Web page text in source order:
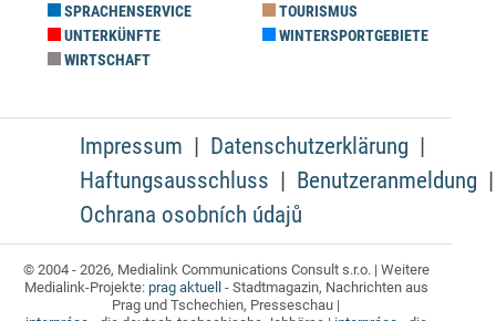
SPRACHENSERVICE
TOURISMUS
UNTERKÜNFTE
WINTERSPORTGEBIETE
WIRTSCHAFT
Impressum
Datenschutzerklärung
Haftungsausschluss
Benutzeranmeldung
Ochrana osobních údajů
© 2004 - 2026, Medialink Communications Consult s.r.o. | Weitere
Medialink-Projekte: prag aktuell - Stadtmagazin, Nachrichten aus
Prag und Tschechien, Presseschau |